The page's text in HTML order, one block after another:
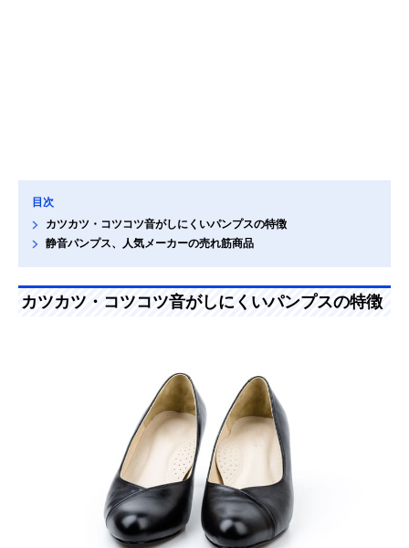
目次
カツカツ・コツコツ音がしにくいパンプスの特徴
静音パンプス、人気メーカーの売れ筋商品
カツカツ・コツコツ音がしにくいパンプスの特徴